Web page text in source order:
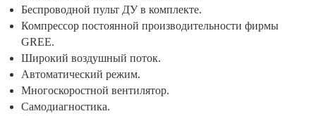
Беспроводной пульт ДУ в комплекте.
Компрессор постоянной производительности фирмы
GREE.
Широкий воздушный поток.
Автоматический режим.
Многоскоростной вентилятор.
Самодиагностика.